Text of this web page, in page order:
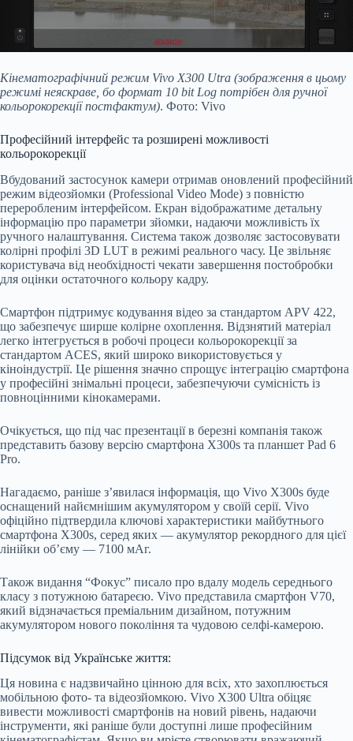
Кінематографічний режим Vivo X300 Utra (зображення в цьому
режимі неяскраве, бо формат 10 bit Log потрібен для ручної
кольорокорекції постфактум). Фото: Vivo
Професійний інтерфейс та розширені можливості
кольорокорекції
Вбудований застосунок камери отримав оновлений професійний
режим відеозйомки (Professional Video Mode) з повністю
переробленим інтерфейсом. Екран відображатиме детальну
інформацію про параметри зйомки, надаючи можливість їх
ручного налаштування. Система також дозволяє застосовувати
колірні профілі 3D LUT в режимі реального часу. Це звільняє
користувача від необхідності чекати завершення постобробки
для оцінки остаточного кольору кадру.
Смартфон підтримує кодування відео за стандартом APV 422,
що забезпечує ширше колірне охоплення. Відзнятий матеріал
легко інтегрується в робочі процеси кольорокорекції за
стандартом ACES, який широко використовується у
кіноіндустрії. Це рішення значно спрощує інтеграцію смартфона
у професійні знімальні процеси, забезпечуючи сумісність із
повноцінними кінокамерами.
Очікується, що під час презентації в березні компанія також
представить базову версію смартфона X300s та планшет Pad 6
Pro.
Нагадаємо, раніше з’явилася інформація, що Vivo X300s буде
оснащений найємнішим акумулятором у своїй серії. Vivo
офіційно підтвердила ключові характеристики майбутнього
смартфона X300s, серед яких — акумулятор рекордного для цієї
лінійки об’єму — 7100 мАг.
Також видання “Фокус” писало про вдалу модель середнього
класу з потужною батареєю. Vivo представила смартфон V70,
який відзначається преміальним дизайном, потужним
акумулятором нового покоління та чудовою селфі-камерою.
Підсумок від Українське життя:
Ця новина є надзвичайно цінною для всіх, хто захоплюється
мобільною фото- та відеозйомкою. Vivo X300 Ultra обіцяє
вивести можливості смартфонів на новий рівень, надаючи
інструменти, які раніше були доступні лише професійним